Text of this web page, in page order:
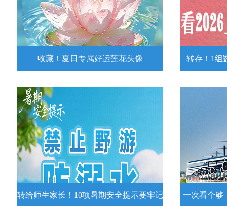
收藏！夏日专属好运莲花头像
收藏！夏日专属好运莲花头像
夏日专属好运莲花头像！
详情
转存！1组
转存！1
况发布。
转给师生家长！10项暑期安全提示要牢记 一次看个够